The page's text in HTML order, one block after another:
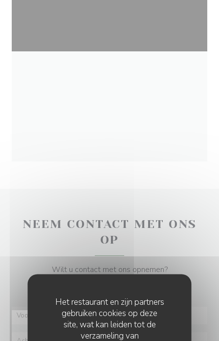
Het restaurant en zijn partners
gebruiken cookies op deze
site, wat kan leiden tot de
verzameling van
NEEM CONTACT MET ONS
OP
Wilt u contact met ons opnemen?